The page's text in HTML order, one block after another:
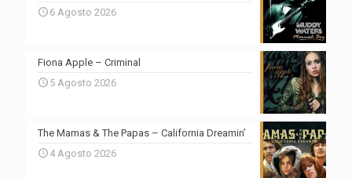
6 Agosto 2026
Fiona Apple – Criminal
5 Agosto 2026
The Mamas & The Papas – California Dreamin’
4 Agosto 2026